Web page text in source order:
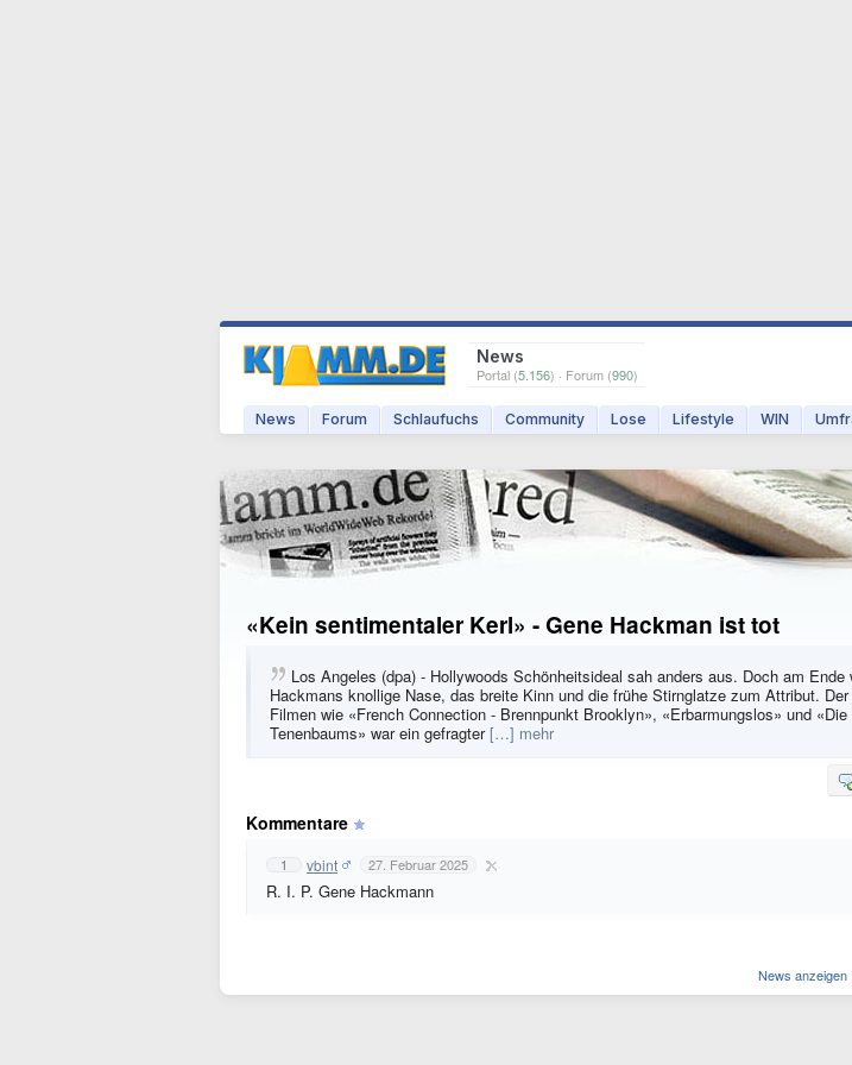
News
Portal (5.156) · Forum (990)
News Forum Schlaufuchs Community Lose Lifestyle WIN
«Kein sentimentaler Kerl» - Gene Hackman ist tot
Los Angeles (dpa) - Hollywoods Schönheitsideal sah anders aus. Doch am Ende
Hackmans knollige Nase, das breite Kinn und die frühe Stirnglatze zum Attribut.
Filmen wie «French Connection - Brennpunkt Brooklyn», «Erbarmungslos» und «Die
Tenenbaums» war ein gefragter […] mehr
Kommentare
1 vbint 27. Februar 2025
R. I. P. Gene Hackmann
News anzeigen